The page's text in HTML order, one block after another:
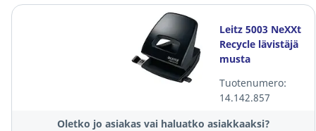
Leitz 5003 NeXXt
Recycle lävistäjä
musta
Tuotenumero:
14.142.857
Oletko jo asiakas vai haluatko asiakkaaksi?